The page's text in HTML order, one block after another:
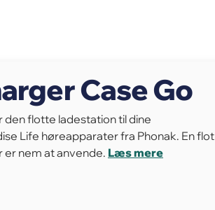
Case Go
den flotte ladestation til dine
Life høreapparater fra Phonak. En flot
er nem at anvende. Læs mere